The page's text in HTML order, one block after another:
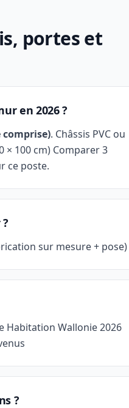
portes et
en 2026 ?
comprise). Châssis PVC ou
× 100 cm) Comparer 3
ce poste.
sur mesure + pose)
Habitation Wallonie 2026
?